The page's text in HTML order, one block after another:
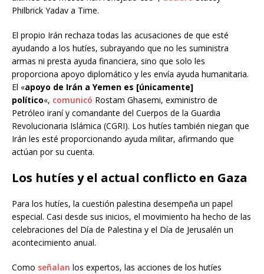
Philbrick Yadav a Time.
El propio Irán rechaza todas las acusaciones de que esté
ayudando a los hutíes, subrayando que no les suministra
armas ni presta ayuda financiera, sino que solo les
proporciona apoyo diplomático y les envía ayuda humanitaria.
El «apoyo de Irán a Yemen es [únicamente]
político«, comunicó Rostam Ghasemi, exministro de
Petróleo iraní y comandante del Cuerpos de la Guardia
Revolucionaria Islámica (CGRI). Los hutíes también niegan que
Irán les esté proporcionando ayuda militar, afirmando que
actúan por su cuenta.
Los hutíes y el actual conflicto en Gaza
Para los hutíes, la cuestión palestina desempeña un papel
especial. Casi desde sus inicios, el movimiento ha hecho de las
celebraciones del Día de Palestina y el Día de Jerusalén un
acontecimiento anual.
Como señalan los expertos, las acciones de los hutíes